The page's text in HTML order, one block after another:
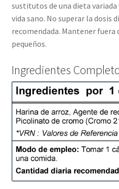
sustitutos de una dieta variada
vida sano. No superar la dosis
recomendada. Mantener fuera
pequeños.
Ingredientes